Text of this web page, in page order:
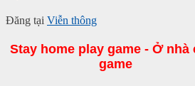
Đăng tại Viễn thông
Stay home play game - Ở nhà
game